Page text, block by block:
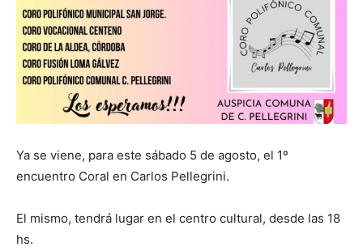
Ya se viene, para este sábado 5 de agosto, el 1º
encuentro Coral en Carlos Pellegrini.
El mismo, tendrá lugar en el centro cultural, desde las 18
hs.